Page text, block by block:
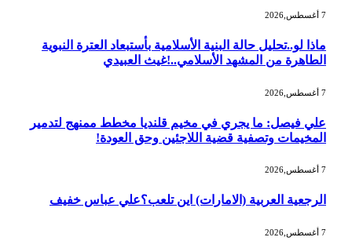
ماذا لو..تحليل حالة البنية الأسلامية بأستبعاد العترة النبوية
الطاهرة من المشهد الأسلامي..!غيث العبيدي
علي فيصل: ما يجري في مخيم قلنديا مخطط ممنهج لتدمير
المخيمات وتصفية قضية اللاجئين وحق العودة!
الرجعية العربية (الامارات) اين تلعب؟علي عباس خفيف